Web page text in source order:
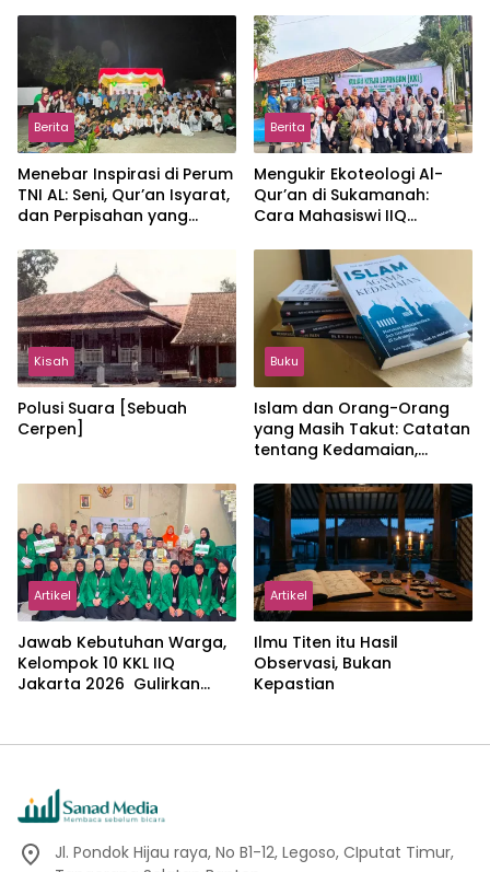
Berita
Menebar Inspirasi di Perum
TNI AL: Seni, Qur’an Isyarat,
dan Perpisahan yang
Berita
Mengukir Ekoteologi Al-
Qur’an di Sukamanah:
Cara Mahasiswi IIQ
Jonggol
Kisah
Polusi Suara [Sebuah
Cerpen]
Buku
Islam dan Orang-Orang
yang Masih Takut: Catatan
tentang Kedamaian,
dalam Pemikiran Masykuri
Abdillah
Artikel
Jawab Kebutuhan Warga,
Kelompok 10 KKL IIQ
Jakarta 2026 Gulirkan
Artikel
Ilmu Titen itu Hasil
Observasi, Bukan
Kepastian
Jl. Pondok Hijau raya, No B1-12, Legoso, CIputat Timur,